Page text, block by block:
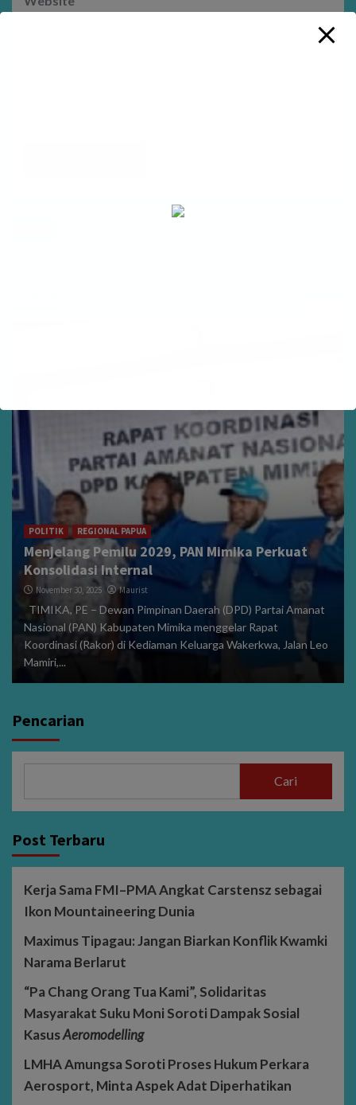
POLITIK REGIONAL PAPUA
Menjelang Pemilu 2029, PAN Mimika Perkuat
Konsolidasi Internal
November 30, 2025 Maurist
TIMIKA, PE – Dewan Pimpinan Daerah (DPD) Partai Amanat
Nasional (PAN) Kabupaten Mimika menggelar Rapat
Koordinasi (Rakor) di Kediaman Keluarga Wakerkwa, Jalan Leo
Mamiri,...
Pencarian
Cari
Post Terbaru
Kerja Sama FMI–PMA Angkat Carstensz sebagai
Ikon Mountaineering Dunia
Maximus Tipagau: Jangan Biarkan Konflik Kwamki
Narama Berlarut
“Pa Chang Orang Tua Kami”, Solidaritas
Masyarakat Suku Moni Soroti Dampak Sosial
KasusAeromodelling
LMHA Amungsa Soroti Proses Hukum Perkara
Aerosport, Minta Aspek Adat Diperhatikan